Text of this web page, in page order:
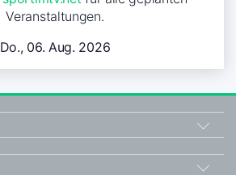
Veranstaltungen.
Do., 06. Aug. 2026